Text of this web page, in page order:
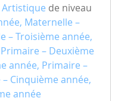
Artistique de niveau
Maternelle –
– Troisième année,
– Deuxième
année, Primaire –
Cinquième année,
année